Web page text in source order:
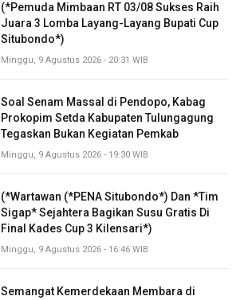
(*Pemuda Mimbaan RT 03/08 Sukses Raih
Juara 3 Lomba Layang-Layang Bupati Cup
Situbondo*)
Minggu, 9 Agustus 2026 - 20:31 WIB
Soal Senam Massal di Pendopo, Kabag
Prokopim Setda Kabupaten Tulungagung
Tegaskan Bukan Kegiatan Pemkab
Minggu, 9 Agustus 2026 - 19:30 WIB
(*Wartawan (*PENA Situbondo*) Dan *Tim
Sigap* Sejahtera Bagikan Susu Gratis Di
Final Kades Cup 3 Kilensari*)
Minggu, 9 Agustus 2026 - 16:46 WIB
Semangat Kemerdekaan Membara di